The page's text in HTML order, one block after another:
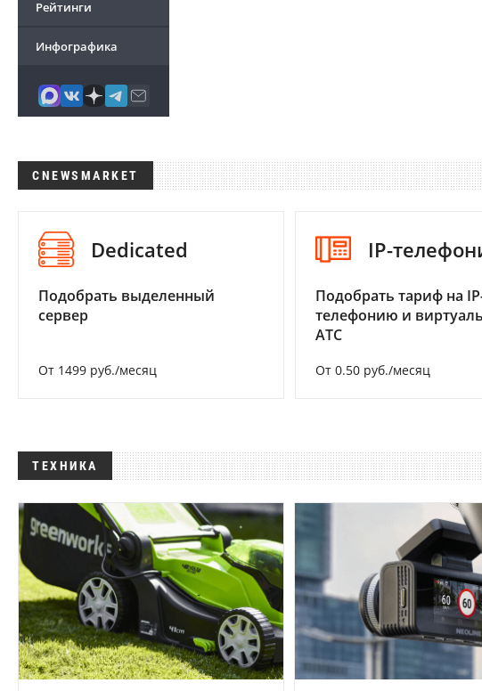
Рейтинги
Инфографика
CNEWSMARKET
Dedicated
Подобрать выделенный
сервер
От 1499 руб./месяц
IP-
Подобрать тариф на
телефонию и
АТС
От 0.50 руб./месяц
ТЕХНИКА